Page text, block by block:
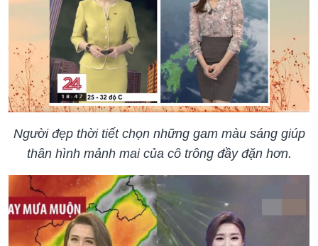
Người đẹp thời tiết chọn những gam màu sáng giúp
thân hình mảnh mai của cô trông đầy đặn hơn.